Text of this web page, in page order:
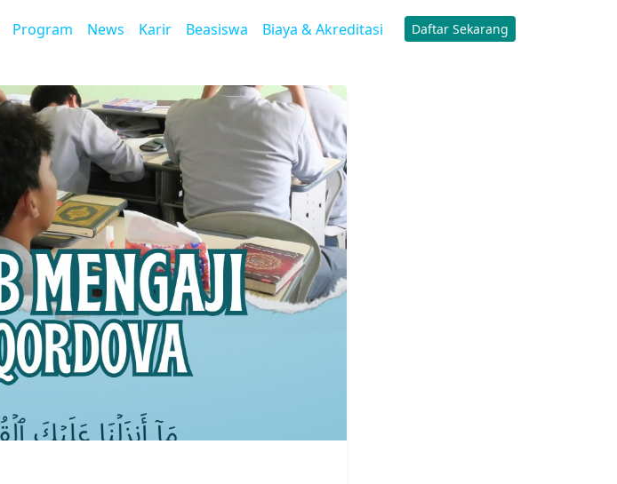
Program News Karir Beasiswa Biaya & Akreditasi Daftar Sekarang